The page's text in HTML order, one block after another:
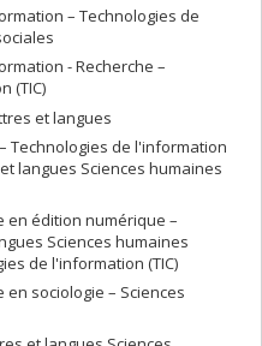
– Technologies de
- Recherche –
(TIC)
et langues
Technologies de l'information
langues Sciences humaines
en édition numérique –
Sciences humaines
de l'information (TIC)
sociologie – Sciences